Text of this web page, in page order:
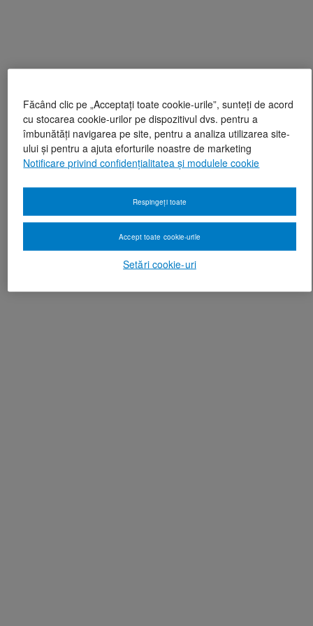
Făcând clic pe „Acceptați toate cookie-urile”, sunteți de acord
cu stocarea cookie-urilor pe dispozitivul dvs. pentru a
îmbunătăți navigarea pe site, pentru a analiza utilizarea site-
ului și pentru a ajuta eforturile noastre de marketing
Notificare privind confidențialitatea și modulele cookie
Setări cookie-uri
Respingeți toate
Accept toate cookie-urile